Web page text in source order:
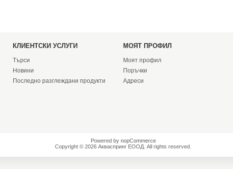
КЛИЕНТСКИ УСЛУГИ
Търси
Новини
Последно разглеждани продукти
МОЯТ ПРОФИЛ
Моят профил
Поръчки
Адреси
Powered by nopCommerce
Copyright © 2026 Акваспринг ЕООД. All rights reserved.